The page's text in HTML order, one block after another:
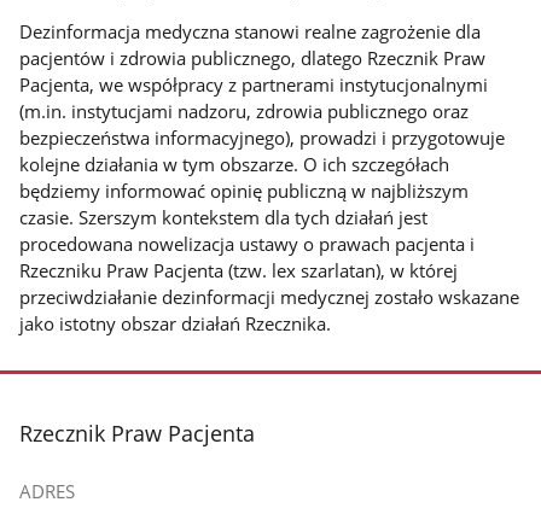
Dezinformacja medyczna stanowi realne zagrożenie dla
pacjentów i zdrowia publicznego, dlatego Rzecznik Praw
Pacjenta, we współpracy z partnerami instytucjonalnymi
(m.in. instytucjami nadzoru, zdrowia publicznego oraz
bezpieczeństwa informacyjnego), prowadzi i przygotowuje
kolejne działania w tym obszarze. O ich szczegółach
będziemy informować opinię publiczną w najbliższym
czasie. Szerszym kontekstem dla tych działań jest
procedowana nowelizacja ustawy o prawach pacjenta i
Rzeczniku Praw Pacjenta (tzw. lex szarlatan), w której
przeciwdziałanie dezinformacji medycznej zostało wskazane
jako istotny obszar działań Rzecznika.
stopka
Rzecznik Praw Pacjenta
ADRES